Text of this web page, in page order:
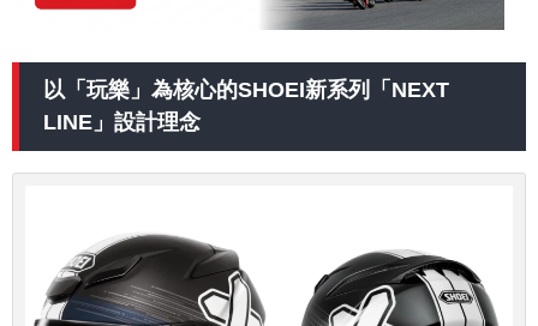
以「玩樂」為核心的SHOEI新系列「NEXT
LINE」設計理念